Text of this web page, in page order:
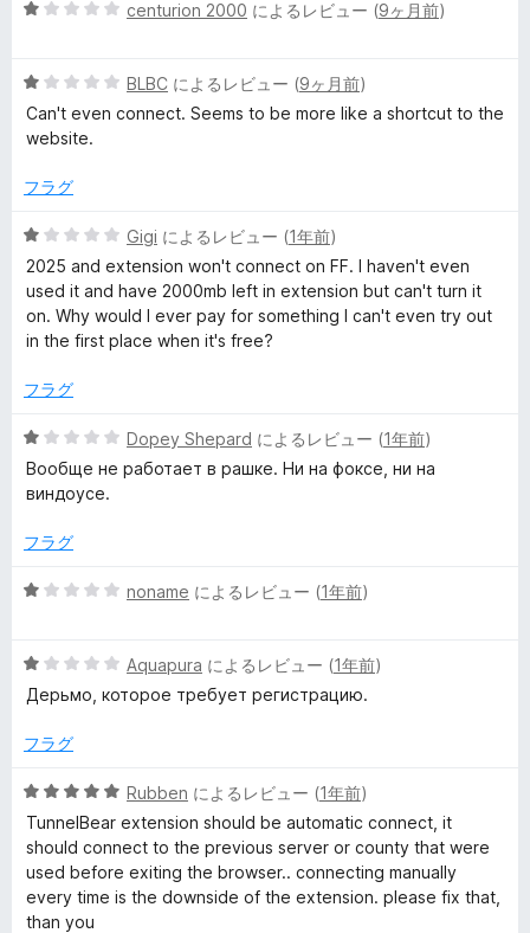
評
5
中
1
の
価
centurion 2000 によるレビュー (9ヶ月前)
5
段
階
1
評
価
BLBC によるレビュー (9ヶ月前)
Can't even connect. Seems to be more like a shortcut to the
website.
フラグ
5
段
階
中
1
評
Gigi によるレビュー (1年前)
2025 and extension won't connect on FF. I haven't even
used it and have 2000mb left in extension but can't turn it
on. Why would I ever pay for something I can't even try out
in the first place when it's free?
フラグ
5
段
階
1
評
Dopey Shepard によるレビュー (1年前)
Вообще не работает в рашке. Ни на фоксе, ни на
виндоусе.
フラグ
5
中
1
評
noname によるレビュー (1年前)
5
段
中
の
評
価
Aquapura によるレビュー (1年前)
Дерьмо, которое требует регистрацию.
フラグ
5
段
階
中
5
の
Rubben によるレビュー (1年前)
TunnelBear extension should be automatic connect, it
should connect to the previous server or county that were
used before exiting the browser.. connecting manually
every time is the downside of the extension. please fix that,
than you